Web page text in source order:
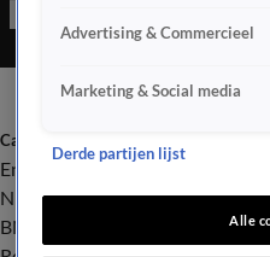
Categorieën
Entertainment
Nieuws
BN'ers
Advertising & Commercieel
Marketing & Social media
Derde partijen lijst
Alle